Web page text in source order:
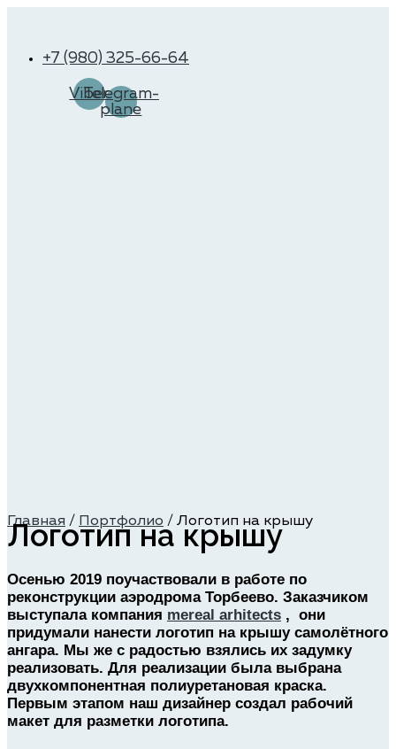
+7 (980) 325-66-64
Viber
Telegram-
plane
Главная / Портфолио / Логотип на крышу
Логотип на крышу
Осенью 2019 поучаствовали в работе по
реконструкции аэродрома Торбеево. Заказчиком
выступала компания mereal arhitects , они
придумали нанести логотип на крышу самолётного
ангара. Мы же с радостью взялись их задумку
реализовать. Для реализации была выбрана
двухкомпонентная полиуретановая краска.
Первым этапом наш дизайнер создал рабочий
макет для разметки логотипа.